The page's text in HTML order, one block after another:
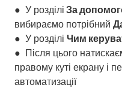
● У розділіЗа
вибираємо потрібний
● У розділі Чим
● Після цього
правому куті екрану і
автоматизації